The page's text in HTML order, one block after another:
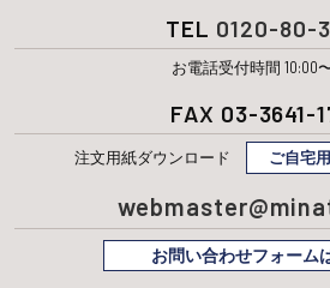
TEL 0120-80-
お電話受付時間 10:00
FAX 03-3641-
注文用紙ダウンロード ご自宅用
お問い合わせフォーム